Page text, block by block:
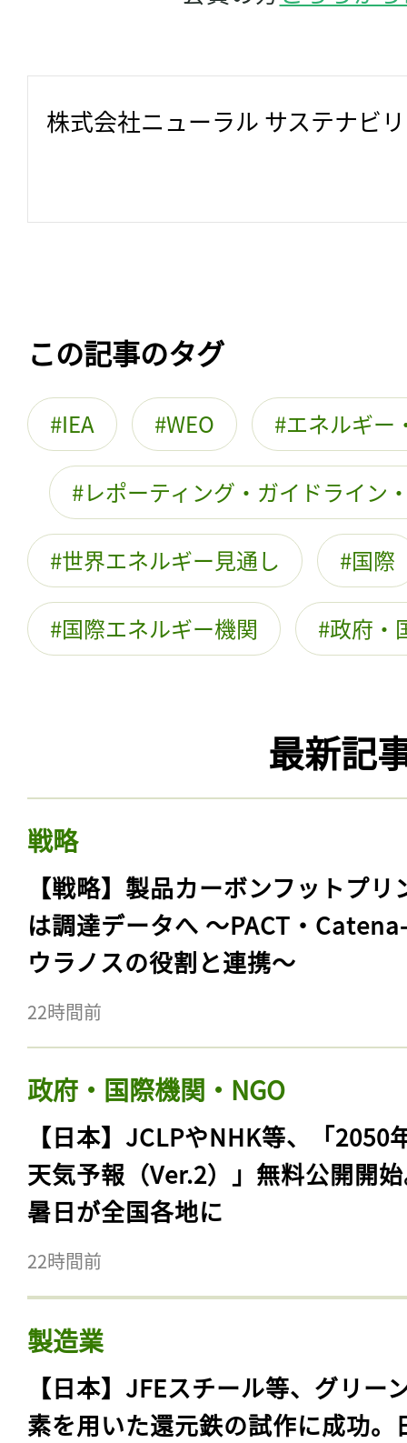
株式会社ニューラル サステナビ
この記事のタグ
IEA WEO エネルギー
レポーティング・ガイドライン
世界エネルギー見通し 国際
国際エネルギー機関 政府・
最新記
戦略
【戦略】製品カーボンフットプリ
は調達データへ 〜PACT・
ウラノスの役割と連携〜
22時間前
政府・国際機関・NGO
【日本】JCLPやNHK等、「2050
天気予報（Ver.2）」無料公開開
暑日が全国各地に
22時間前
製造業
【日本】JFEスチール等、グリー
素を用いた還元鉄の試作に成功。